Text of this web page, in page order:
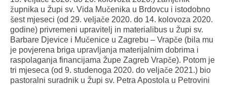
župnika u Župi sv. Vida Mučenika u Brdovcu i istodobno
šest mjeseci (od 29. veljače 2020. do 14. kolovoza 2020.
godine) privremeni upravitelj in materialibus u Župi sv.
Barbare Djevice i Mučenice u Zagrebu – Vrapče (bila mu
je povjerena briga upravljanja materijalnim dobrima i
raspolaganja financijama Župe Zagreb Vrapče). Potom je
tri mjeseca (od 9. studenoga 2020. do veljače 2021.) bio
pastoralni suradnik u Župi sv. Petra Apostola u Petrovini